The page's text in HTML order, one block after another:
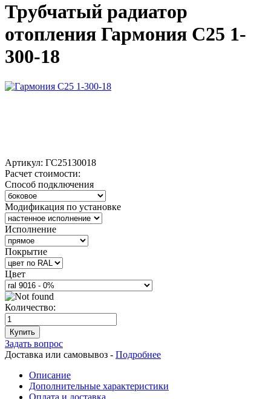
Трубчатый радиатор
отопления Гармония С25 1-
300-18
Артикул: ГС25130018
Расчет стоимости:
Способ подключения
Модификация по установке
Исполнение
Покрытие
Цвет
Количество:
Купить
Задать вопрос
Доставка или самовывоз - Подробнее
Описание
Дополнительные характеристики
Оплата и доставка